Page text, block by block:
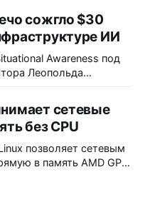
нагрузке модель
$0,7324 у Claude
с vision и comp…
сожгло $30
ИИ
Awareness под
Леопольда
— маржин-коллы
провайдеров,
сетевые
без CPU
позволяет сетевым
в память AMD GPU
снижает задержки